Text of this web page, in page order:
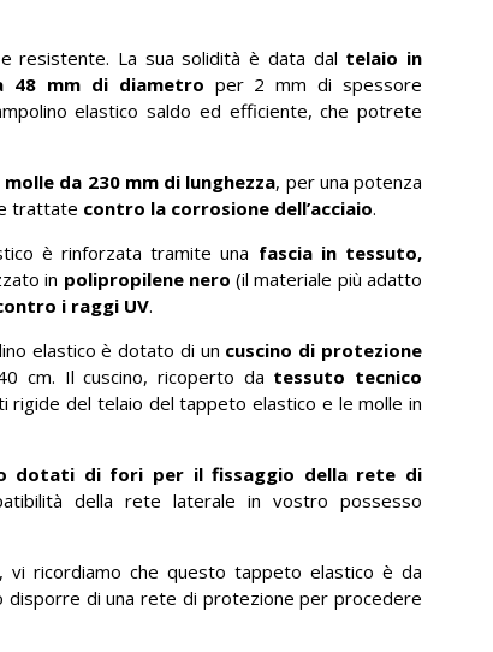
resistente. La sua solidità è data dal telaio in
48 mm di diametro per 2 mm di spessore
elastico saldo ed efficiente, che potrete
molle da 230 mm di lunghezza, per una potenza
trattate contro la corrosione dell’acciaio.
è rinforzata tramite una fascia in tessuto,
in polipropilene nero(il materiale più adatto
i raggi UV.
elastico è dotato di un cuscino di protezione
cm. Il cuscino, ricoperto da tessuto tecnico
rigide del telaio del tappeto elastico e le molle in
dotati di fori per il fissaggio della rete di
della rete laterale in vostro possesso
ricordiamo che questo tappeto elastico è da
disporre di una rete di protezione per procedere